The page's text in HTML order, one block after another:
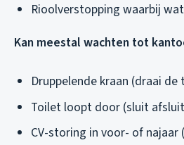
Rioolverstopping waarbij
Kan meestal wachten tot
Druppelende kraan (draai
Toilet loopt door (sluit
CV-storing in voor- of najaar